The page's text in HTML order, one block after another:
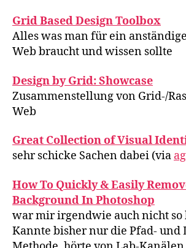
Grid Based Design Toolbox
Alles was man für ein
Web braucht und wissen sollte
Design by Grid: Showcase
Zusammenstellung von Grid-/
Web
Great Collection of Visual
sehr schicke Sachen dabei (via
How To Quickly & Easily
Background In Photoshop
war mir irgendwie auch nicht so
Kannte bisher nur die Pfad- und